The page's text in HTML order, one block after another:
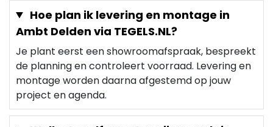
Hoe plan ik levering en montage in
Ambt Delden via TEGELS.NL?
Je plant eerst een showroomafspraak, bespreekt
de planning en controleert voorraad. Levering en
montage worden daarna afgestemd op jouw
project en agenda.